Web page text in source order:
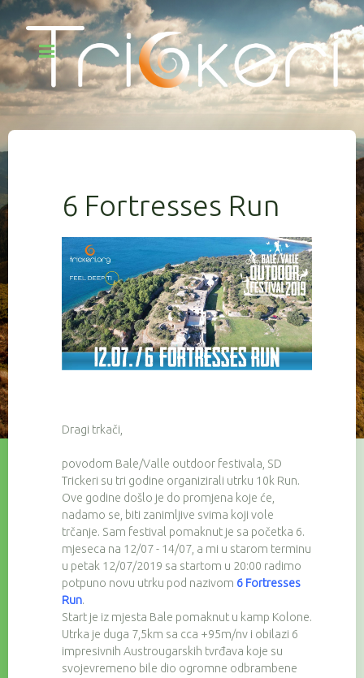
6 Fortresses Run
Dragi trkači,
povodom Bale/Valle outdoor festivala, SD
Trickeri su tri godine organizirali utrku 10k Run.
Ove godine došlo je do promjena koje će,
nadamo se, biti zanimljive svima koji vole
trčanje. Sam festival pomaknut je sa početka 6.
mjeseca na 12/07 - 14/07, a mi u starom terminu
u petak 12/07/2019 sa startom u 20:00 radimo
potpuno novu utrku pod nazivom 6 Fortresses
Run.
Start je iz mjesta Bale pomaknut u kamp Kolone.
Utrka je duga 7,5km sa cca +95m/nv i obilazi 6
impresivnih Austrougarskih tvrđava koje su
svojevremeno bile dio ogromne odbrambene